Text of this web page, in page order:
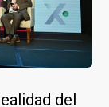
del